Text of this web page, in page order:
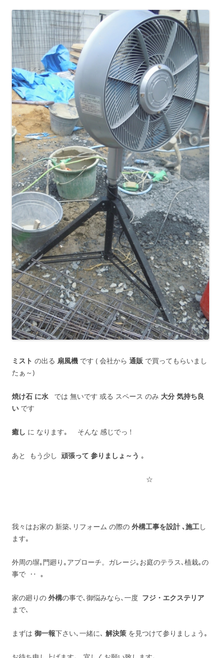
ミスト の出る 扇風機 です ( 会社から 通販 で買ってもらいまし
たぁ～)
焼け石 に水 では 無いです 或る スペース のみ 大分 気持ち良
い です
癒し に なります｡ そんな 感じでっ !
あと もう少し 頑張って 参りましょ～う ｡
☆
我々はお家の 新築､リフォーム の際の 外構工事を設計 ､施工し
ます｡
外周の塀｡門廻り｡アプローチ。ガレージ｡お庭のテラス､植栽｡の
事で ‥ ｡
家の廻りの 外構の事で､御悩みなら､一度 フジ・エクステリア
まで､
まずは 御一報下さい､一緒に､ 解決策 を見つけて参りましょう｡